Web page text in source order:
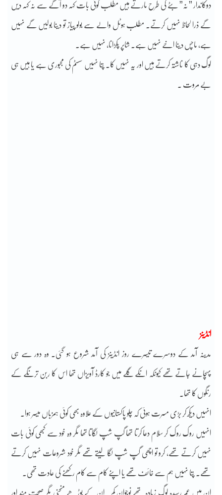
دوکاندار ” نہ” بٹے کی طرح مارتے ہیں مطلب کوئی بات کہہ دو آگے سے نہ کہہ دیں
گے ذرا لحاظ نہیں کرتے۔ مطلب ہوٹل والے سے بولو پیاز تو دینا بولیں گے نہیں
ہے، ماچس دینا اخے نہیں ہے۔ شاپر پکڑانا، نہیں ہے۔
لوگ دہی کا ناشتہ کرتے ہیں اور یہ نہیں کا۔ پتا نہیں سسٹم کی مجبوری ہے یا ہیں ہی
بے مروت ۔
انڈینز
مدینہ آمد کے دوسرے تیسرے روز انڈینز کی آمد شروع ہو گئی۔ وہ دور سے ہی
پہچانے جاتے تھے کیونکہ انکے گلے میں جو کارڈ آویزاں تھا اس کا ربن ترنگے کے
رنگوں کا تھا۔
انہیں دیکھ کر بڑی مسرت ہوئی کہ چلو پاکستانیوں کے علاوہ بھی کوئی ہمزباں میسر ہوا۔
انہیں روک روک کر سلام دعا کرتا تھا گپ شپ لگاتا تھا مگر وہ خود سے کبھی کوئی بات
نہیں کرتے تھے، کرو تو اچھی گپ شپ لگا لیتے تھے مگر خود شروعات نہیں کرتے
تھے۔ پتا نہیں ہم سے خائف تھے یا اپنے کام سے کام رکھنے کی عادت تھی۔
ان میں عمر رسیدہ لوگ زیادہ تھے نوجوان کم۔ ان کے بوڑھے منحنی مگر صحت مند اور